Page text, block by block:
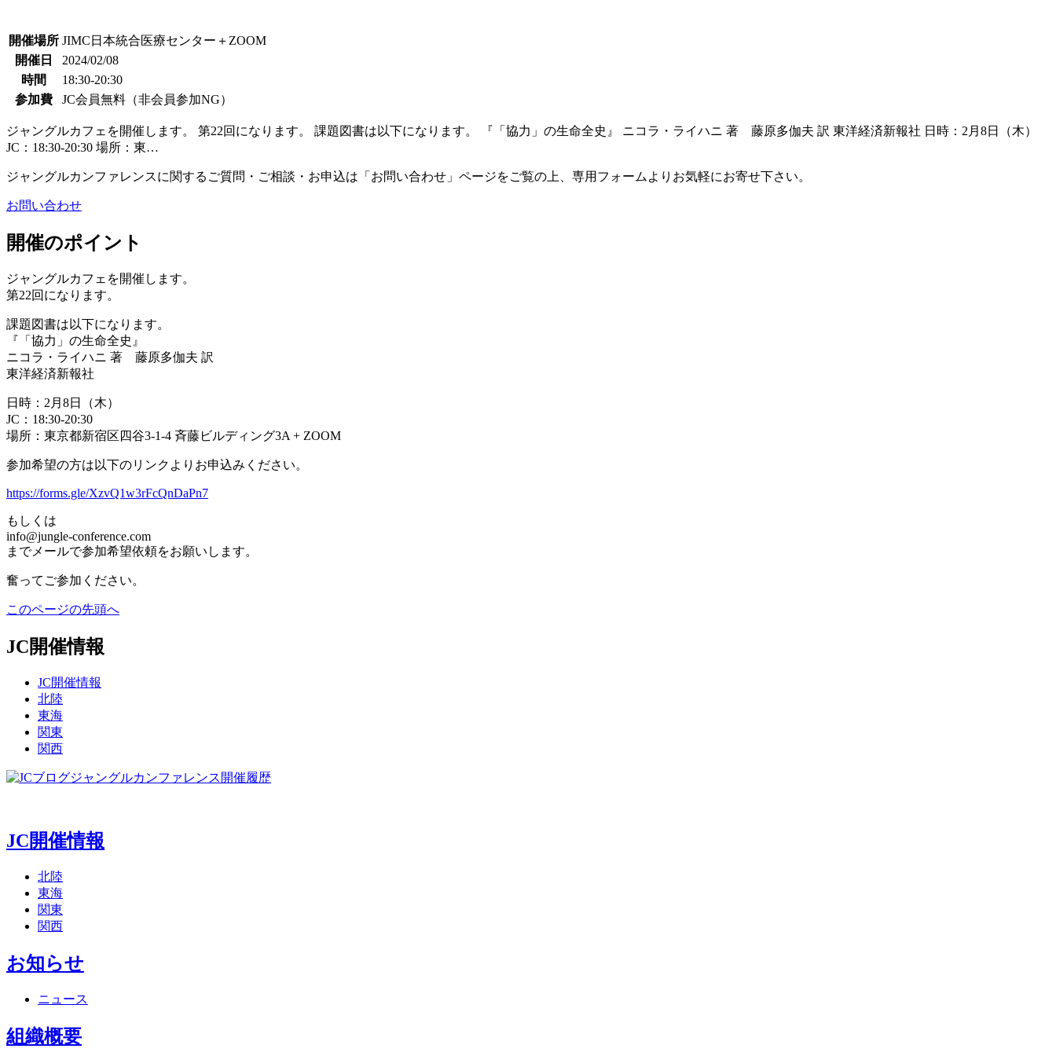
開催場所 JIMC日本統合医療センター＋ZOOM
開催日
2024/02/08
時間
18:30-20:30
参加費
JC会員無料（非会員参加NG）
ジャングルカフェを開催します。 第22回になります。 課題図書は以下になります。 『「協力」の生命全史』 ニコラ・ライハニ 著 藤原多伽夫 訳 東洋経済新報社 日時：2月8日（木）
JC：18:30-20:30 場所：東…
ジャングルカンファレンスに関するご質問・ご相談・お申込は「お問い合わせ」ページをご覧の上、専用フォームよりお気軽にお寄せ下さい。
お問い合わせ
開催のポイント
ジャングルカフェを開催します。
第22回になります。
課題図書は以下になります。
『「協力」の生命全史』
ニコラ・ライハニ 著 藤原多伽夫 訳
東洋経済新報社
日時：2月8日（木）
JC：18:30-20:30
場所：東京都新宿区四谷3-1-4 斉藤ビルディング3A + ZOOM
参加希望の方は以下のリンクよりお申込みください。
https://forms.gle/XzvQ1w3rFcQnDaPn7
もしくは
info@jungle-conference.com
までメールで参加希望依頼をお願いします。
奮ってご参加ください。
このページの先頭へ
JC開催情報
JC開催情報
北陸
東海
関東
関西
ジャングルカンファレンス開催履歴
JC開催情報
北陸
東海
関東
関西
お知らせ
ニュース
組織概要